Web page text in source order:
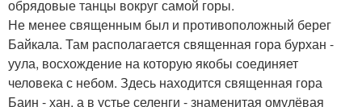
обрядовые танцы вокруг самой горы.
Не менее священным был и противоположный берег
Байкала. Там располагается священная гора бурхан -
уула, восхождение на которую якобы соединяет
человека с небом. Здесь находится священная гора
Баин - хан, а в устье селенги - знаменитая омулёвая